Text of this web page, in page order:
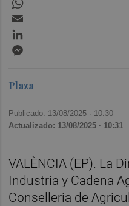
Plaza
Publicado: 13/08/2025 · 10:30
Actualizado: 13/08/2025 · 10:31
VALÈNCIA (EP). La
Industria y Cadena
Conselleria de